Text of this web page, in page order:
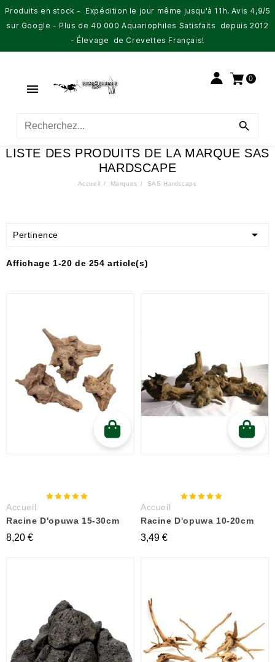
Produits en stock - Expédition le jour même jusqu'à 11h. Avis 4,9/5
sur Google - Plus de 40 000 Aquariophiles Satisfaits depuis 2012
- Élevage de Crevettes Français!

0

LISTE DES PRODUITS DE LA MARQUE SAS
HARDSCAPE
Accueil Marques SAS Hardscape
Pertinence 
Affichage 1-20 de 254 article(s)
Accueil
Racine D'opuwa 15-30cm
8,20 €
Accueil
Racine D'opuwa 10-20cm
3,49 €